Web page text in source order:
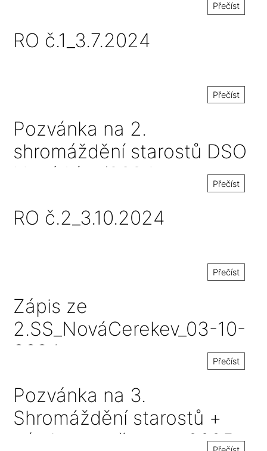
Přečíst
RO č.1_3.7.2024
Přečíst
Pozvánka na 2.
shromáždění starostů DSO
Nová Lípa/2024
Přečíst
RO č.2_3.10.2024
Přečíst
Zápis ze
2.SS_NováCerekev_03-10-
2024
Přečíst
Pozvánka na 3.
Shromáždění starostů +
návrh rozpočtu na r.2025